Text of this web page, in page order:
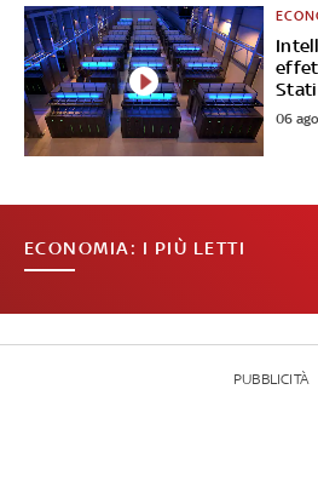
06
ECONOMIA: I PIÙ LETTI
PUBBLICITÀ